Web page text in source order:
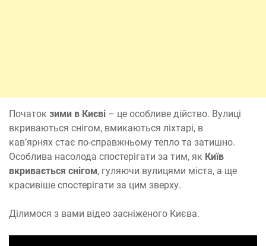
Початок зими в Києві – це особливе дійство. Вулиці
вкриваються снігом, вмикаються ліхтарі, в
кав’ярнях стає по-справжньому тепло та затишно.
Особлива насолода спостерігати за тим, як Київ
вкривається снігом, гуляючи вулицями міста, а ще
красивіше спостерігати за цим зверху.
Ділимося з вами відео засніженого Києва.